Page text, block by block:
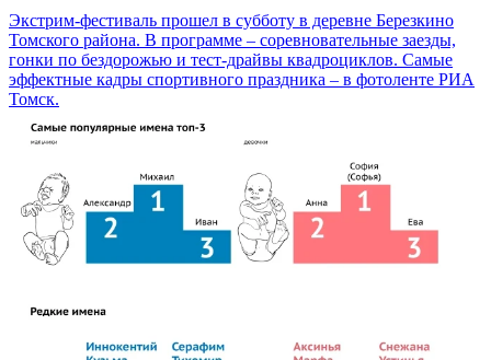
Экстрим-фестиваль прошел в субботу в деревне Березкино
Томского района. В программе – соревновательные заезды,
гонки по бездорожью и тест-драйвы квадроциклов. Самые
эффектные кадры спортивного праздника – в фотоленте РИА
Томск.